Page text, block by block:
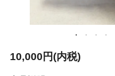
10,000円(内税)